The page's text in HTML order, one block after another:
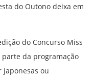
do Outono deixa em
do Concurso Miss
da programação
japonesas ou